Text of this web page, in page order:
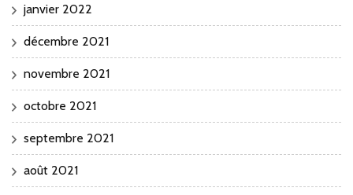
janvier 2022
décembre 2021
novembre 2021
octobre 2021
septembre 2021
août 2021